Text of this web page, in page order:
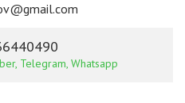
Telegram, Whatsapp